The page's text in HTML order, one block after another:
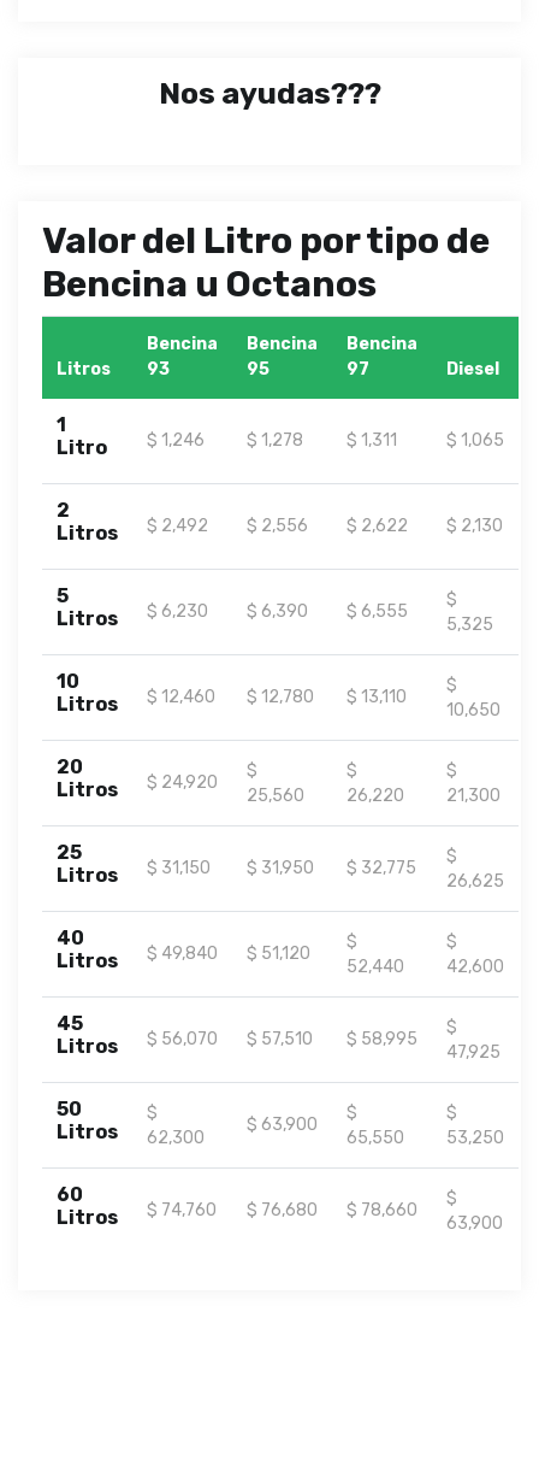
Nos ayudas???
Valor del Litro por tipo de
Bencina u Octanos
Litros
Bencina
93
Bencina
95
Bencina
97
Diesel
1
Litro
$ 1,246 $ 1,278 $ 1,311 $ 1,065
2
Litros
$ 2,492 $ 2,556 $ 2,622 $ 2,130
5
Litros
$ 6,230 $ 6,390 $ 6,555
$
5,325
10
Litros
$ 12,460 $ 12,780 $ 13,110
$
10,650
20
Litros
$ 24,920
$
25,560
$
26,220
$
21,300
25
Litros
$ 31,150 $ 31,950 $ 32,775
$
26,625
40
Litros
$ 49,840 $ 51,120
$
52,440
$
42,600
45
Litros
$ 56,070 $ 57,510 $ 58,995
$
47,925
50
Litros
$
62,300
$ 63,900
$
65,550
$
53,250
60
Litros
$ 74,760 $ 76,680 $ 78,660
$
63,900